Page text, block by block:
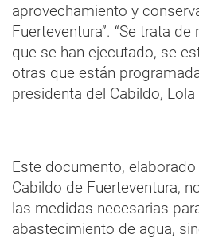
aprovechamiento y
Fuerteventura”. “Se trata
que se han ejecutado, se
otras que están
presidenta del Cabildo, Lola
Este documento, elaborado
Cabildo de Fuerteventura,
las medidas necesarias
abastecimiento de agua,